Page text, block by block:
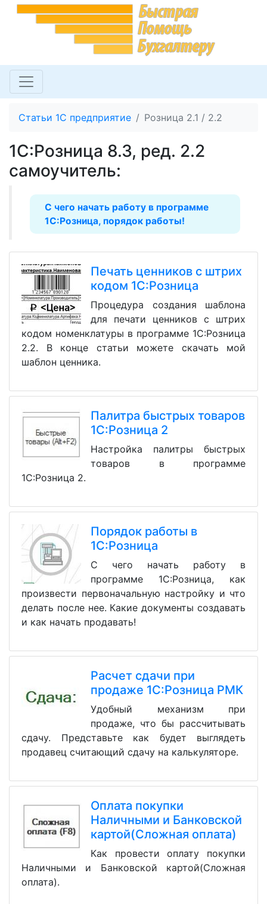
Статьи 1С предприятие Розница 2.1 / 2.2
1С:Розница 8.3, ред. 2.2
cамоучитель:
С чего начать работу в программе
1С:Розница, порядок работы!
Печать ценников с штрих
кодом 1С:Розница
Процедура создания шаблона
для печати ценников с штрих
кодом номенклатуры в программе 1С:Розница
2.2. В конце статьи можете скачать мой
шаблон ценника.
Палитра быстрых товаров
1С:Розница 2
Настройка палитры быстрых
товаров в программе
1С:Розница 2.
Порядок работы в
1С:Розница
С чего начать работу в
программе 1С:Розница, как
произвести первоначальную настройку и что
делать после нее. Какие документы создавать
и как начать продавать!
Расчет сдачи при
продаже 1С:Розница РМК
Удобный механизм при
продаже, что бы рассчитывать
сдачу. Представьте как будет выглядеть
продавец считающий сдачу на калькуляторе.
Оплата покупки
Наличными и Банковской
картой(Сложная оплата)
Как провести оплату покупки
Наличными и Банковской картой(Сложная
оплата).